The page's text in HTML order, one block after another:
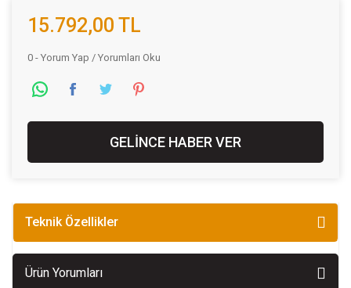
15.792,00 TL
0 - Yorum Yap / Yorumları Oku
GELİNCE HABER VER
Teknik Özellikler
Ürün Yorumları